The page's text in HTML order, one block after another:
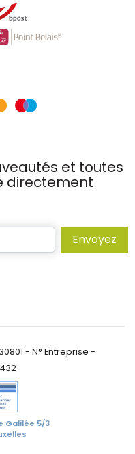
et toutes
directement
Envoyez
- N° Entreprise -
Galilée 5/3